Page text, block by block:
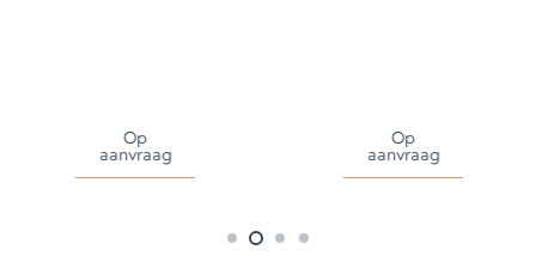
Op
aanvraag
Op
aanvraag